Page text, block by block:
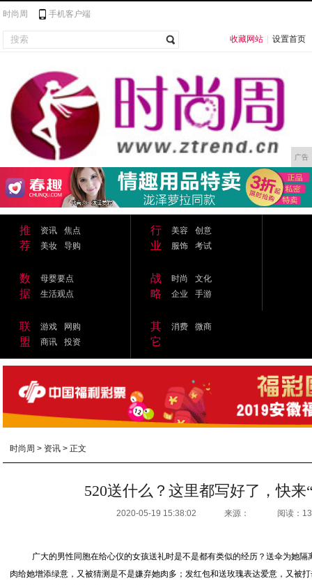
时尚周 手机客户端
收藏网站 设置首页
广告
推
荐
资讯
焦点
美妆
导购
行
业
美容
创意
服饰
考试
数
据
母婴要点
生活观点
战
略
时尚
文化
企业
手游
联
盟
游戏
网购
商讯
投资
其
它
消费 微商
时尚周 > 资讯 > 正文
520送什么？这里都写好了，快来
2020-05-19 15:38:02 来源： 阅读：
广大的男性同胞在给心仪的女孩送礼时是不是都有类似的经历？送伞为她隔
肉给她增添绿意，又被猜测是不是嫌弃她肉多；发红包和送玫瑰表达爱意，又被